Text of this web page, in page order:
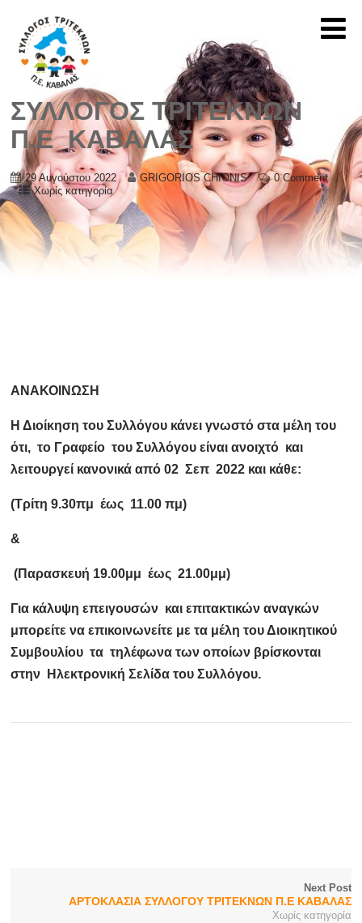
ΣΥΛΛΟΓΟΣ ΤΡΙΤΕΚΝΩΝ
Π.Ε ΚΑΒΑΛΑΣ
29 Αυγούστου 2022 GRIGORIOS CHIONIS
0 Comment
Χωρίς κατηγορία
ΑΝΑΚΟΙΝΩΣΗ
Η Διοίκηση του Συλλόγου κάνει γνωστό στα μέλη του
ότι, το Γραφείο του Συλλόγου είναι ανοιχτό και
λειτουργεί κανονικά από 02 Σεπ 2022 και κάθε:
(Τρίτη 9.30πμ έως 11.00 πμ)
&
(Παρασκευή 19.00μμ έως 21.00μμ)
Για κάλυψη επειγουσών και επιτακτικών αναγκών
μπορείτε να επικοινωνείτε με τα μέλη του Διοικητικού
Συμβουλίου τα τηλέφωνα των οποίων βρίσκονται
στην Ηλεκτρονική Σελίδα του Συλλόγου.
Next Post
ΑΡΤΟΚΛΑΣΙΑ ΣΥΛΛΟΓΟΥ ΤΡΙΤΕΚΝΩΝ Π.Ε ΚΑΒΑΛΑΣ
Χωρίς κατηγορία